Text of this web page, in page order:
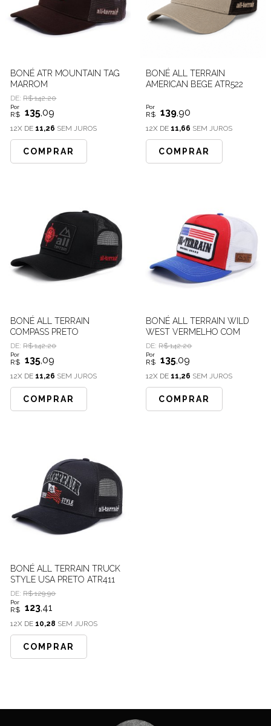
BONÉ ATR MOUNTAIN TAG
MARROM
DE:R$ 142.20
Por
R$ 135,09
12X DE 11,26 SEM JUROS
COMPRAR
BONÉ ALL TERRAIN
AMERICAN BEGE ATR522
Por
R$ 139,90
12X DE 11,66 SEM JUROS
COMPRAR
BONÉ ALL TERRAIN
COMPASS PRETO
DE:R$ 142.20
Por
R$ 135,09
12X DE 11,26 SEM JUROS
COMPRAR
BONÉ ALL TERRAIN WILD
WEST VERMELHO COM
BRANCO
DE:R$ 142.20
Por
R$ 135,09
12X DE 11,26 SEM JUROS
COMPRAR
BONÉ ALL TERRAIN TRUCK
STYLE USA PRETO ATR411
DE:R$ 129.90
Por
R$ 123 ,41
12X DE 10,28 SEM JUROS
COMPRAR